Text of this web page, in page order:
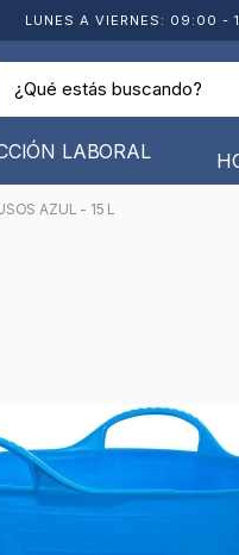
LUNES A VIERNES: 09:00 -
LABORAL
AZUL - 15 L